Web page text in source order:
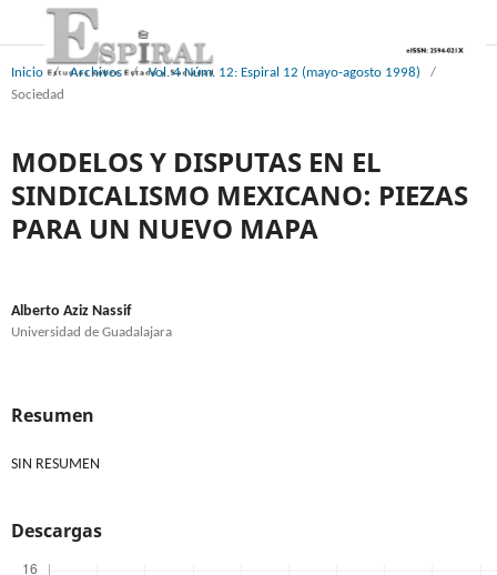
Inicio / Archivos / Vol. 4 Núm. 12: Espiral 12 (mayo-agosto 1998)
/
Sociedad
MODELOS Y DISPUTAS EN EL
SINDICALISMO MEXICANO: PIEZAS
PARA UN NUEVO MAPA
Alberto Aziz Nassif
Universidad de Guadalajara
Resumen
SIN RESUMEN
Descargas